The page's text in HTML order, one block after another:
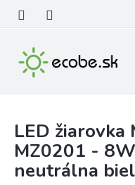
obsah
LED žiarovka
MZ0201 -
neutrálna